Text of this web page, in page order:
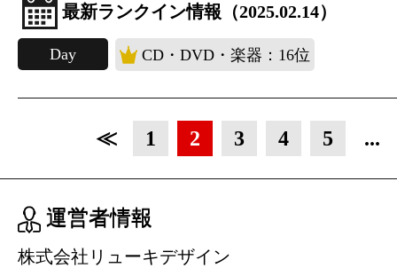
最新ランクイン情報（2025.02.14）
Day CD・DVD・楽器：16位
≪ 1 2 3 4 5 ...
運営者情報
株式会社リューキデザイン